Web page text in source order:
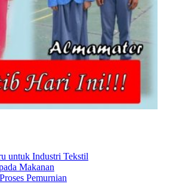
untuk Industri Tekstil
Makanan
Pemurnian